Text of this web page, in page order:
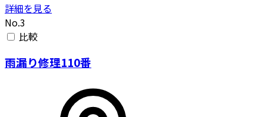
詳細を見る
No.3
比較
雨漏り修理110番